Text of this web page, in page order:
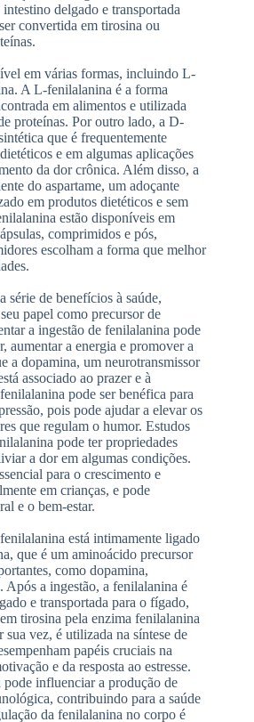
delgado e transportada
convertida em tirosina ou
em várias formas, incluindo L-
A L-fenilalanina é a forma
em alimentos e utilizada
proteínas. Por outro lado, a D-
que é frequentemente
e em algumas aplicações
da dor crônica. Além disso, a
do aspartame, um adoçante
em produtos dietéticos e sem
estão disponíveis em
comprimidos e pós,
escolham a forma que melhor
série de benefícios à saúde,
papel como precursor de
a ingestão de fenilalanina pode
aumentar a energia e promover a
a dopamina, um neurotransmissor
associado ao prazer e à
pode ser benéfica para
pois pode ajudar a elevar os
que regulam o humor. Estudos
pode ter propriedades
a dor em algumas condições.
para o crescimento e
em crianças, e pode
e o bem-estar.
está intimamente ligado
que é um aminoácido precursor
como dopamina,
a ingestão, a fenilalanina é
e transportada para o fígado,
tirosina pela enzima fenilalanina
vez, é utilizada na síntese de
papéis cruciais na
e da resposta ao estresse.
influenciar a produção de
contribuindo para a saúde
da fenilalanina no corpo é